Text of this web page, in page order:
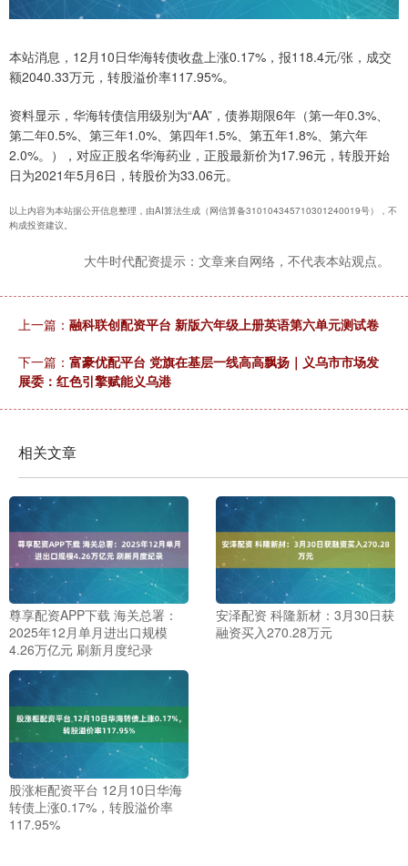
本站消息，12月10日华海转债收盘上涨0.17%，报118.4元/张，成交
额2040.33万元，转股溢价率117.95%。
资料显示，华海转债信用级别为“AA”，债券期限6年（第一年0.3%、
第二年0.5%、第三年1.0%、第四年1.5%、第五年1.8%、第六年
2.0%。），对应正股名华海药业，正股最新价为17.96元，转股开始
日为2021年5月6日，转股价为33.06元。
以上内容为本站据公开信息整理，由AI算法生成（网信算备310104345710301240019号），不
构成投资建议。
大牛时代配资提示：文章来自网络，不代表本站观点。
上一篇： 融科联创配资平台 新版六年级上册英语第六单元测试卷
下一篇： 富豪优配平台 党旗在基层一线高高飘扬｜义乌市市场发
展委：红色引擎赋能义乌港
相关文章
尊享配资APP下载 海关总署：
2025年12月单月进出口规模
4.26万亿元 刷新月度纪录
安泽配资 科隆新材：3月30日获
融资买入270.28万元
股涨柜配资平台 12月10日华海
转债上涨0.17%，转股溢价率
117.95%